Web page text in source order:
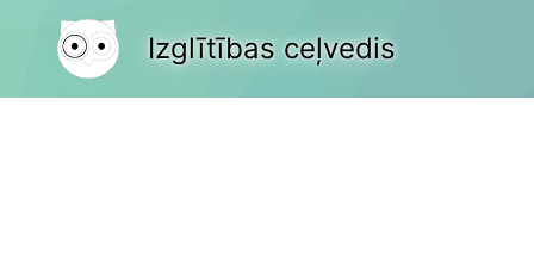
Izglītības ceļvedis